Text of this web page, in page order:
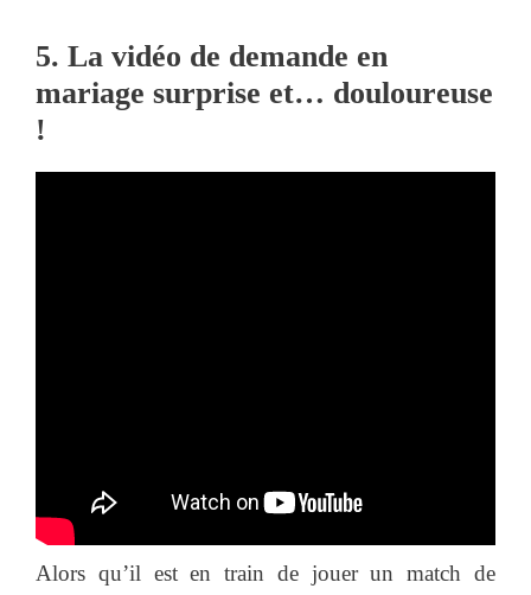
5. La vidéo de demande en
mariage surprise et… douloureuse
!
Alors qu’il est en train de jouer un match de